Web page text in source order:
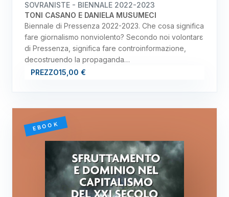
SOVRANISTE - BIENNALE 2022-2023
TONI CASANO E DANIELA MUSUMECI
Biennale di Pressenza 2022-2023. Che cosa significa
fare giornalismo nonviolento? Secondo noi volontarε
di Pressenza, significa fare controinformazione,
decostruendo la propaganda…
PREZZO15,00 €
EBOOK